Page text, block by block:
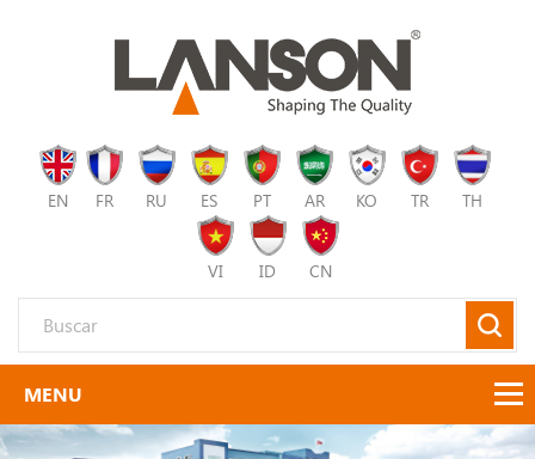
EN FR RU ES PT AR KO TR TH
VI ID CN